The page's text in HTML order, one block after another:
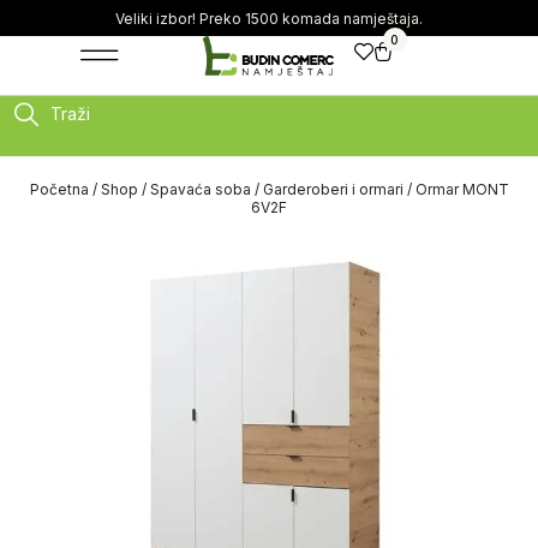
Veliki izbor! Preko 1500 komada namještaja.
0
Traži
Početna / Shop / Spavaća soba / Garderoberi i ormari / Ormar MONT
6V2F